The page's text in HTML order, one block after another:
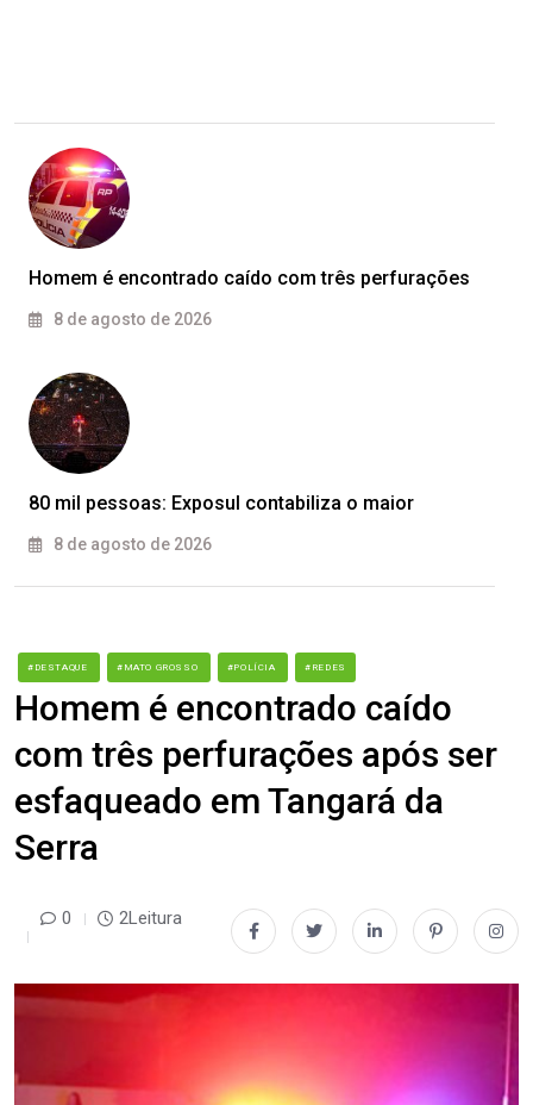
Homem é encontrado caído com três perfurações
8 de agosto de 2026
80 mil pessoas: Exposul contabiliza o maior
8 de agosto de 2026
#DESTAQUE #MATO GROSSO #POLÍCIA #REDES
Homem é encontrado caído
com três perfurações após ser
esfaqueado em Tangará da
Serra
0 2Leitura